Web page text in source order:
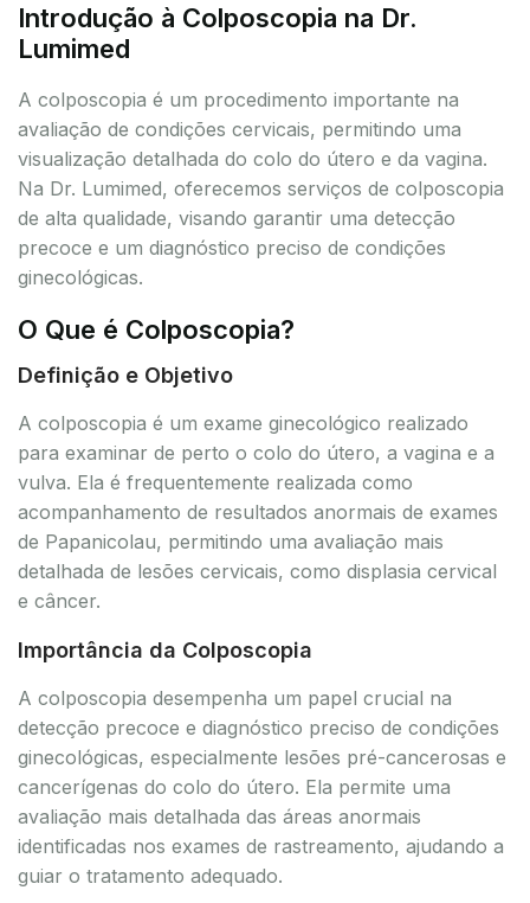
Introdução à Colposcopia na Dr.
Lumimed
A colposcopia é um procedimento importante na
avaliação de condições cervicais, permitindo uma
visualização detalhada do colo do útero e da vagina.
Na Dr. Lumimed, oferecemos serviços de colposcopia
de alta qualidade, visando garantir uma detecção
precoce e um diagnóstico preciso de condições
ginecológicas.
O Que é Colposcopia?
Definição e Objetivo
A colposcopia é um exame ginecológico realizado
para examinar de perto o colo do útero, a vagina e a
vulva. Ela é frequentemente realizada como
acompanhamento de resultados anormais de exames
de Papanicolau, permitindo uma avaliação mais
detalhada de lesões cervicais, como displasia cervical
e câncer.
Importância da Colposcopia
A colposcopia desempenha um papel crucial na
detecção precoce e diagnóstico preciso de condições
ginecológicas, especialmente lesões pré-cancerosas e
cancerígenas do colo do útero. Ela permite uma
avaliação mais detalhada das áreas anormais
identificadas nos exames de rastreamento, ajudando a
guiar o tratamento adequado.